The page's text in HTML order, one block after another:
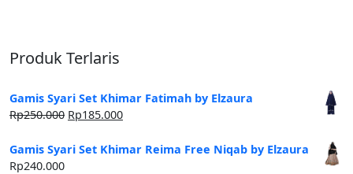
Produk Terlaris
Gamis Syari Set Khimar Fatimah by Elzaura
Rp250.000 Harga
adalah:
Rp185.000Harga
ini
Gamis Syari Set Khimar Reima Free Niqab by Elzaura
Rp240.000